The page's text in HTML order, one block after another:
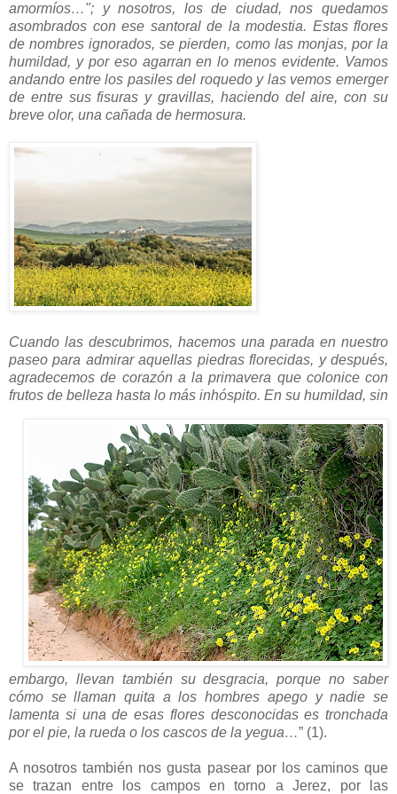
amormíos…"; y nosotros, los de ciudad, nos quedamos
asombrados con ese santoral de la modestia. Estas flores
de nombres ignorados, se pierden, como las monjas, por la
humildad, y por eso agarran en lo menos evidente. Vamos
andando entre los pasiles del roquedo y las vemos emerger
de entre sus fisuras y gravillas, haciendo del aire, con su
breve olor, una cañada de hermosura.
Cuando las descubrimos, hacemos una parada en nuestro
paseo para admirar aquellas piedras florecidas, y después,
agradecemos de corazón a la primavera que colonice con
frutos de belleza hasta lo más inhóspito. En su humildad, sin
embargo, llevan también su desgracia, porque no saber
cómo se llaman quita a los hombres apego y nadie se
lamenta si una de esas flores desconocidas es tronchada
por el pie, la rueda o los cascos de la yegua…” (1).
A nosotros también nos gusta pasear por los caminos que
se trazan entre los campos en torno a Jerez, por las